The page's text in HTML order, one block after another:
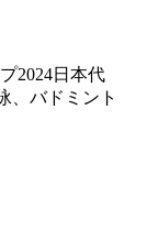
2024日本代
、バドミント